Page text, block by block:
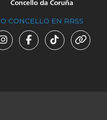
O CONCELLO EN RRSS